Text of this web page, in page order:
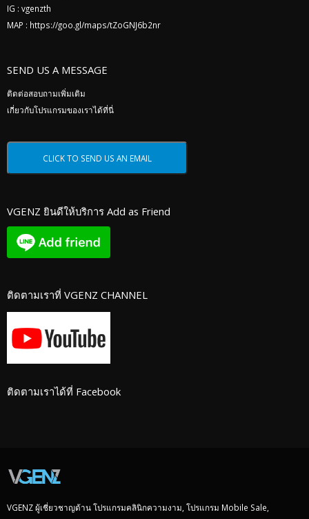
IG : vgenzth
MAP : https://goo.gl/maps/tZoGNJ6b2nr
SEND US A MESSAGE
ติดต่อสอบถามเพิ่มเติม
เกี่ยวกับโปรแกรมของเราได้ที่นี่
VGENZ ยินดีให้บริการ Add as Friend
ติดตามเราที่ VGENZ CHANNEL
ติดตามเราได้ที่ Facebook
VGENZ ผู้เชี่ยวชาญด้าน โปรแกรมคลินิกความงาม, โปรแกรม Mobile Sale,